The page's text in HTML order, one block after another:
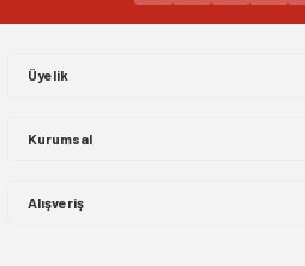
Üyelik
Kurumsal
Alışveriş